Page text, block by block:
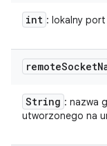
int : lokalny
remoteSocket
String : nazwa
utworzonego na